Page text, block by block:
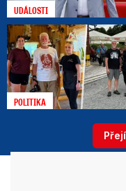
UDÁLOSTI
POLITIKA